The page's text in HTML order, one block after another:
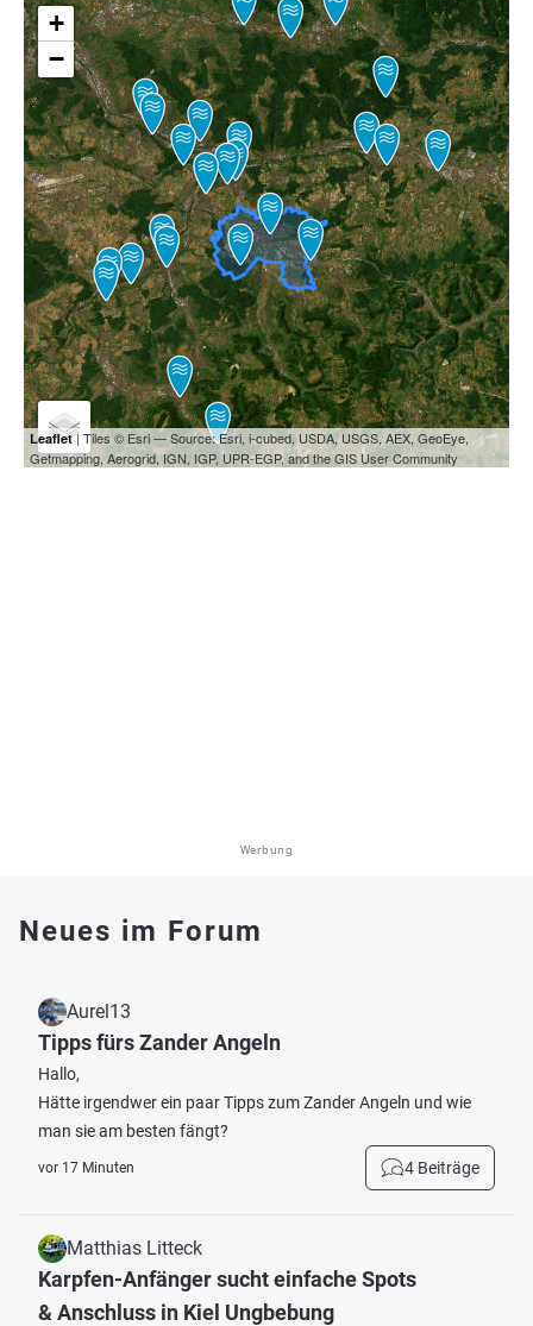
+
−
Leaflet| Tiles © Esri — Source: Esri, i-cubed, USDA, USGS, AEX, GeoEye,
Getmapping, Aerogrid, IGN, IGP, UPR-EGP, and the GIS User Community
Werbung
Neues im Forum
Aurel13
Tipps fürs Zander Angeln
Hallo,
Hätte irgendwer ein paar Tipps zum Zander Angeln und wie
man sie am besten fängt?
vor 17 Minuten 4 Beiträge
Matthias Litteck
Karpfen-Anfänger sucht einfache Spots
& Anschluss in Kiel Ungbebung